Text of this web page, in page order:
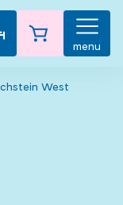
menu
West